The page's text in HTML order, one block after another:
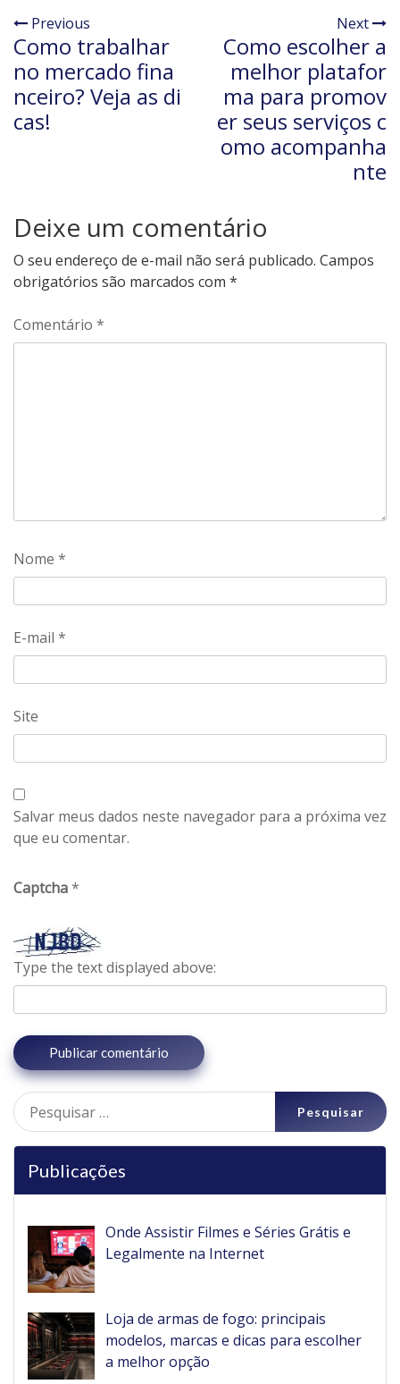
Previous
Como trabalhar
no mercado fina
nceiro? Veja as di
cas!
Next
Como escolher a
melhor platafor
ma para promov
er seus serviços c
omo acompanha
nte
Deixe um comentário
O seu endereço de e-mail não será publicado. Campos
obrigatórios são marcados com *
Comentário *
Nome *
E-mail *
Site
Salvar meus dados neste navegador para a próxima vez
que eu comentar.
Captcha*
Type the text displayed above:
Pesquisar
por:
Publicações
Onde Assistir Filmes e Séries Grátis e
Legalmente na Internet
Loja de armas de fogo: principais
modelos, marcas e dicas para escolher
a melhor opção